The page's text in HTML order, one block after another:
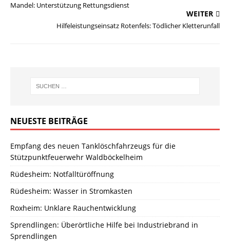
Mandel: Unterstützung Rettungsdienst
WEITER
Hilfeleistungseinsatz Rotenfels: Tödlicher Kletterunfall
NEUESTE BEITRÄGE
Empfang des neuen Tanklöschfahrzeugs für die
Stützpunktfeuerwehr Waldböckelheim
Rüdesheim: Notfalltüröffnung
Rüdesheim: Wasser in Stromkasten
Roxheim: Unklare Rauchentwicklung
Sprendlingen: Überörtliche Hilfe bei Industriebrand in
Sprendlingen